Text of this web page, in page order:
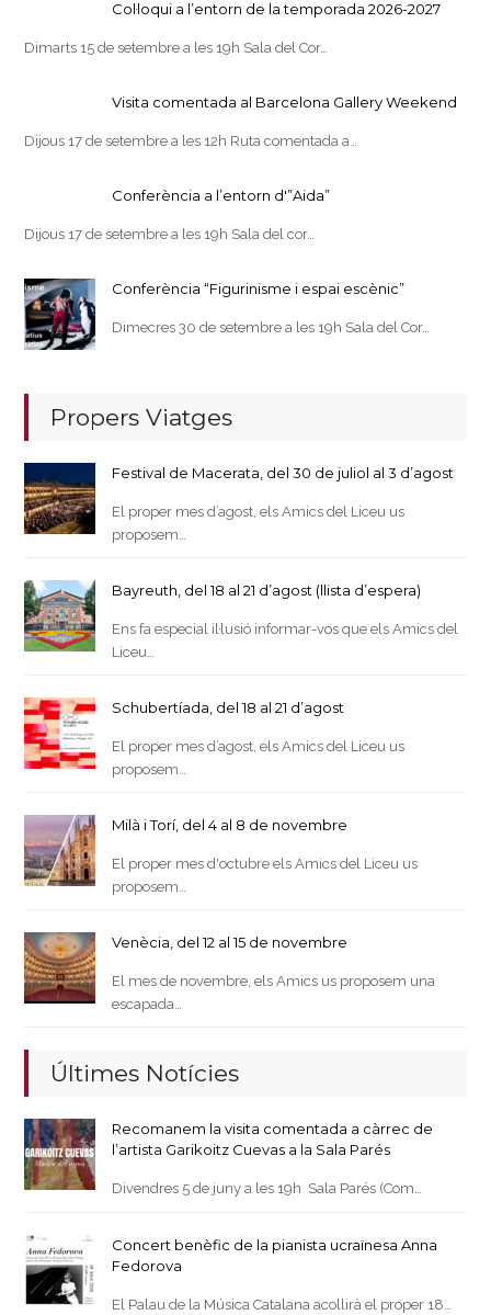
Col·loqui a l’entorn de la temporada 2026-2027
Dimarts 15 de setembre a les 19h Sala del Cor…
Visita comentada al Barcelona Gallery Weekend
Dijous 17 de setembre a les 12h Ruta comentada a…
Conferència a l’entorn d'”Aida”
Dijous 17 de setembre a les 19h Sala del cor…
Conferència “Figurinisme i espai escènic”
Dimecres 30 de setembre a les 19h Sala del Cor…
Propers Viatges
Festival de Macerata, del 30 de juliol al 3 d’agost
El proper mes d’agost, els Amics del Liceu us
proposem…
Bayreuth, del 18 al 21 d’agost (llista d’espera)
Ens fa especial il·lusió informar-vos que els Amics del
Liceu…
Schubertíada, del 18 al 21 d’agost
El proper mes d’agost, els Amics del Liceu us
proposem…
Milà i Torí, del 4 al 8 de novembre
El proper mes d'octubre els Amics del Liceu us
proposem…
Venècia, del 12 al 15 de novembre
El mes de novembre, els Amics us proposem una
escapada…
Últimes Notícies
Recomanem la visita comentada a càrrec de
l’artista Garikoitz Cuevas a la Sala Parés
Divendres 5 de juny a les 19h Sala Parés (Com…
Concert benèfic de la pianista ucraïnesa Anna
Fedorova
El Palau de la Música Catalana acollirà el proper 18…